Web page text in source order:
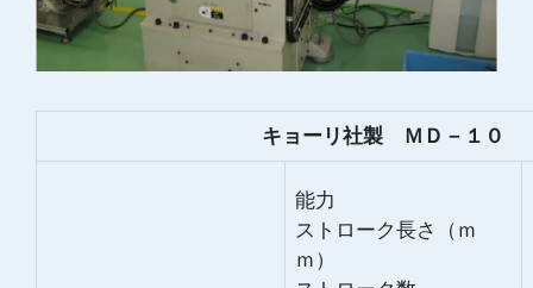
キョーリ社製 ＭＤ－１０
能力
ストローク長さ（ｍ
ｍ）